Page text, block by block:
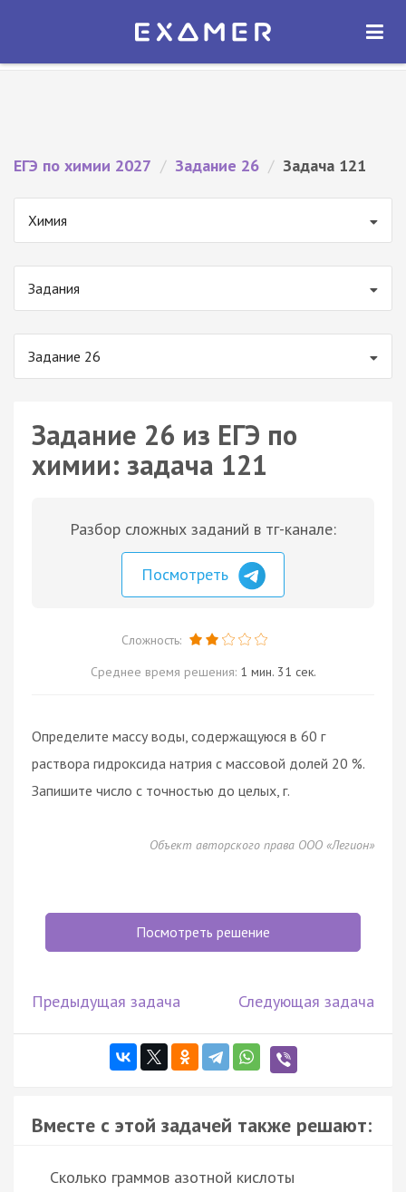
Экзамер — ЕГЭ 2027
ОТКРЫТЬ
ЕГЭ по химии 2027 / Задание 26 / Задача 121
Химия
Задания
Задание 26
Задание 26 из ЕГЭ по
химии: задача 121
Разбор сложных заданий в тг-канале:
Посмотреть
Сложность:
Среднее время решения: 1 мин. 31 сек.
Определите массу воды, содержащуюся в 60 г
раствора гидроксида натрия с массовой долей 20 %.
Запишите число с точностью до целых, г.
Объект авторского права ООО «Легион»
Посмотреть решение
Предыдущая задача Следующая задача
Вместе с этой задачей также решают:
Сколько граммов азотной кислоты